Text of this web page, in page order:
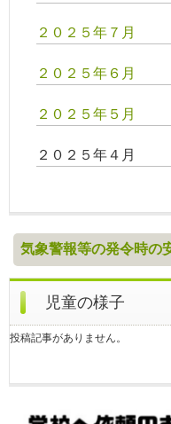
２０２５年７月
２０２５年６月
２０２５年５月
２０２５年４月
気象警報等の発令時の
児童の様子
投稿記事がありません。